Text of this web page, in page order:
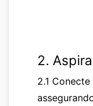
2.
2.1